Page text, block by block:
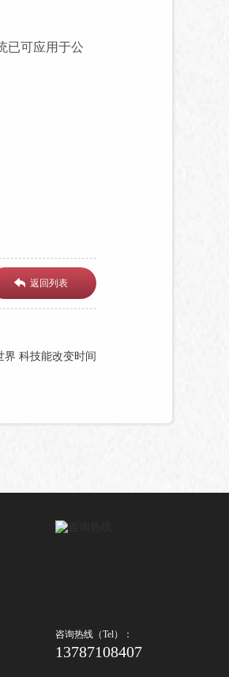
已可应用于公
返回列表
界 科技能改变时间
咨询热线（Tel）：
13787108407